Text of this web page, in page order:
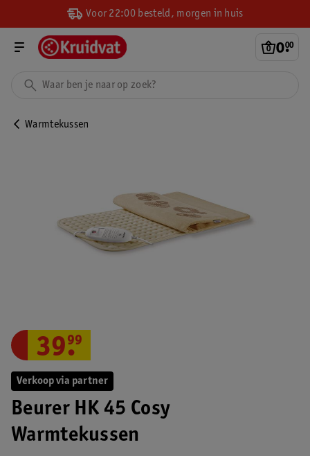
Voor 22:00 besteld, morgen in huis
0.
00
Warmtekussen
Verkoop via partner
Beurer HK 45 Cosy
Warmtekussen
39.
99